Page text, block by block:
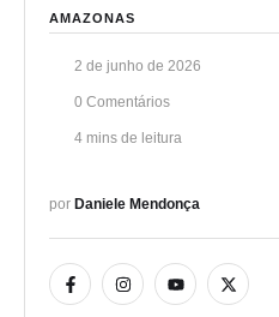
AMAZONAS
2 de junho de 2026
0 Comentários
4 mins de leitura
por Daniele Mendonça